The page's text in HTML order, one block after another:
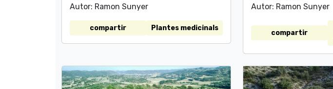
Autor: Ramon Sunyer
compartir Plantes medicinals
Autor: Ramon Sunyer
compartir